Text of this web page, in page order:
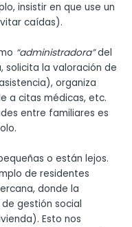
insistir en que use un
caídas).
“administradora”del
solicita la valoración de
organiza
a citas médicas, etc.
entre familiares es
o están lejos.
de residentes
donde la
gestión social
Esto nos